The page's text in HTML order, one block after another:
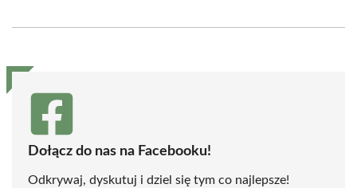
(Twitter)
Dołącz do nas na Facebooku!
Odkrywaj, dyskutuj i dziel się tym co najlepsze!